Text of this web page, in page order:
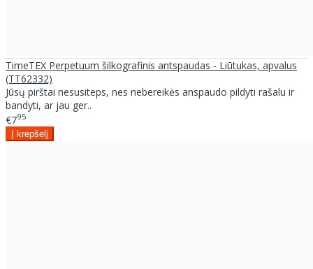
TimeTEX Perpetuum šilkografinis antspaudas - Liūtukas, apvalus
(TT62332)
Jūsų pirštai nesusiteps, nes nebereikės anspaudo pildyti rašalu ir
bandyti, ar jau ger..
€795